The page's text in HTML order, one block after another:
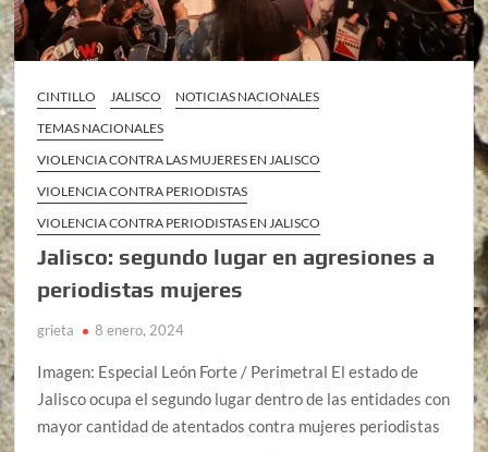
CINTILLO JALISCO
NOTICIAS NACIONALES
TEMAS NACIONALES
VIOLENCIA CONTRA LAS MUJERES EN JALISCO
VIOLENCIA CONTRA PERIODISTAS
VIOLENCIA CONTRA PERIODISTAS EN JALISCO
Jalisco: segundo lugar en agresiones a
periodistas mujeres
grieta 8 enero, 2024
Imagen: Especial León Forte / Perimetral El estado de
Jalisco ocupa el segundo lugar dentro de las entidades con
mayor cantidad de atentados contra mujeres periodistas